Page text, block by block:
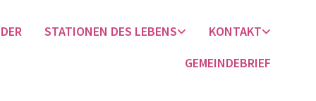
STATIONEN DES LEBENS
KONTAKT
GEMEINDEBRIEF